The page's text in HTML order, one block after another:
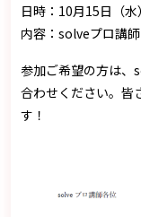
日時：10月15日（
内容：solveプロ講
参加ご希望の方は、
合わせください。皆
す！